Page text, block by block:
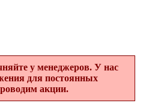
у менеджеров. У нас
для постоянных
акции.